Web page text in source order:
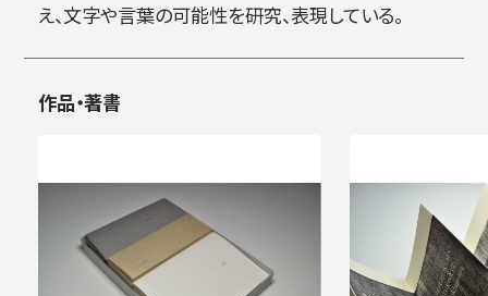
え、文字や言葉の可能性を研究、表現している。
作品・著書